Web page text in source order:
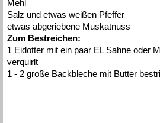
Mehl
Salz und etwas weißen Pfeffer
etwas abgeriebene Muskatnuss
Zum Bestreichen:
1 Eidotter mit ein paar EL Sahne oder
verquirlt
1 - 2 große Backbleche mit Butter